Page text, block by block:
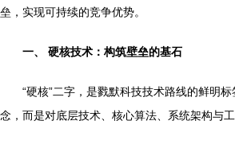
垒，实现可持续的竞争优势。
一、 硬核技术：构筑壁垒的基石
“硬核”二字，是戮默科技技术路线的鲜明
念，而是对底层技术、核心算法、系统架构与工